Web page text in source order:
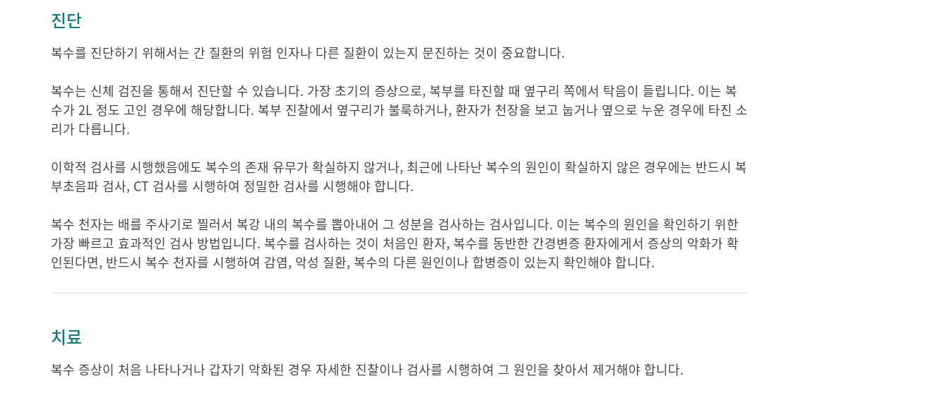
진단
복수를 진단하기 위해서는 간 질환의 위험 인자나 다른 질환이 있는지 문진하는 것이 중요합니다.
복수는 신체 검진을 통해서 진단할 수 있습니다. 가장 초기의 증상으로, 복부를 타진할 때 옆구리 쪽에서 탁음이 들립니다. 이는 복
수가 2L 정도 고인 경우에 해당합니다. 복부 진찰에서 옆구리가 불룩하거나, 환자가 천장을 보고 눕거나 옆으로 누운 경우에 타진 소
리가 다릅니다.
이학적 검사를 시행했음에도 복수의 존재 유무가 확실하지 않거나, 최근에 나타난 복수의 원인이 확실하지 않은 경우에는 반드시 복
부초음파 검사, CT 검사를 시행하여 정밀한 검사를 시행해야 합니다.
복수 천자는 배를 주사기로 찔러서 복강 내의 복수를 뽑아내어 그 성분을 검사하는 검사입니다. 이는 복수의 원인을 확인하기 위한
가장 빠르고 효과적인 검사 방법입니다. 복수를 검사하는 것이 처음인 환자, 복수를 동반한 간경변증 환자에게서 증상의 악화가 확
인된다면, 반드시 복수 천자를 시행하여 감염, 악성 질환, 복수의 다른 원인이나 합병증이 있는지 확인해야 합니다.
치료
복수 증상이 처음 나타나거나 갑자기 악화된 경우 자세한 진찰이나 검사를 시행하여 그 원인을 찾아서 제거해야 합니다.